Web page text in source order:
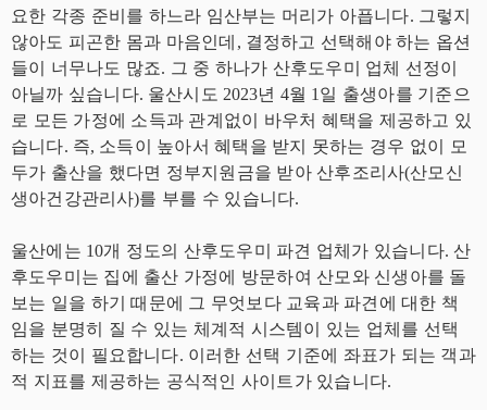
요한 각종 준비를 하느라 임산부는 머리가 아픕니다. 그렇지
않아도 피곤한 몸과 마음인데 , 결정하고 선택해야 하는 옵션
들이 너무나도 많죠. 그 중 하나가 산후도우미 업체 선정이
아닐까 싶습니다. 울산시도 2023년 4월 1 일 출생아를 기준으
로 모든 가정에 소득과 관계없이 바우처 혜택을 제공하고 있
습니다. 즉, 소득이 높아서 혜택을 받지 못하는 경우 없이 모
두가 출산을 했다면 정부지원금을 받아 산후조리사(산모신
생아건강관리사)를 부를 수 있습니다.
울산에는 10개 정도의 산후도우미 파견 업체가 있습니다.산
후도우미는 집에 출산 가정에 방문하여 산모와 신생아를 돌
보는 일을 하기 때문에 그 무엇보다 교육과 파견에 대한 책
임을 분명히 질 수 있는 체계적 시스템이 있는 업체를 선택
하는 것이 필요합니다. 이러한 선택 기준에 좌표가 되는 객과
적 지표를 제공하는 공식적인 사이트가 있습니다.